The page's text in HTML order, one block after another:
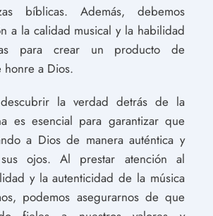
bíblicas. Además, debemos
a la calidad musical y la habilidad
para crear un producto de
honre a Dios.
la verdad detrás de la
es esencial para garantizar que
a Dios de manera auténtica y
ojos. Al prestar atención al
y la autenticidad de la música
podemos asegurarnos de que